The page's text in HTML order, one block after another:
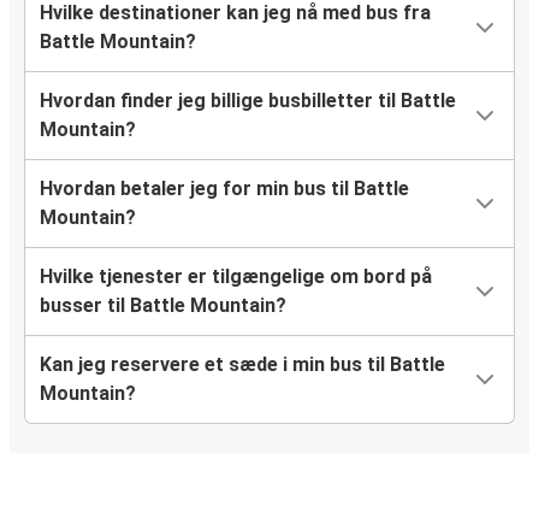
Hvilke destinationer kan jeg nå med bus fra
Battle Mountain?
Hvordan finder jeg billige busbilletter til Battle
Mountain?
Hvordan betaler jeg for min bus til Battle
Mountain?
Hvilke tjenester er tilgængelige om bord på
busser til Battle Mountain?
Kan jeg reservere et sæde i min bus til Battle
Mountain?